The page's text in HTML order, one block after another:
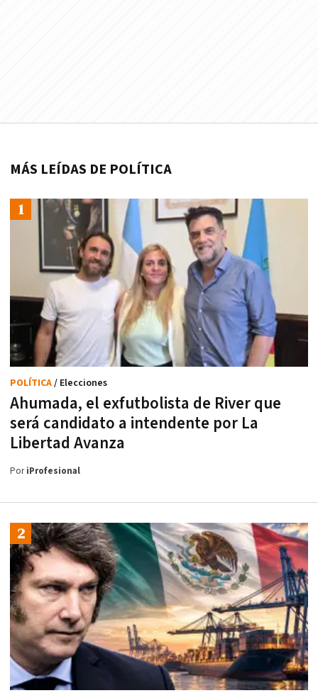
MÁS LEÍDAS DE POLÍTICA
Ahumada, el exfutbolista de River que
será candidato a intendente por La
Libertad Avanza
POLÍTICA/ Elecciones
PoriProfesional